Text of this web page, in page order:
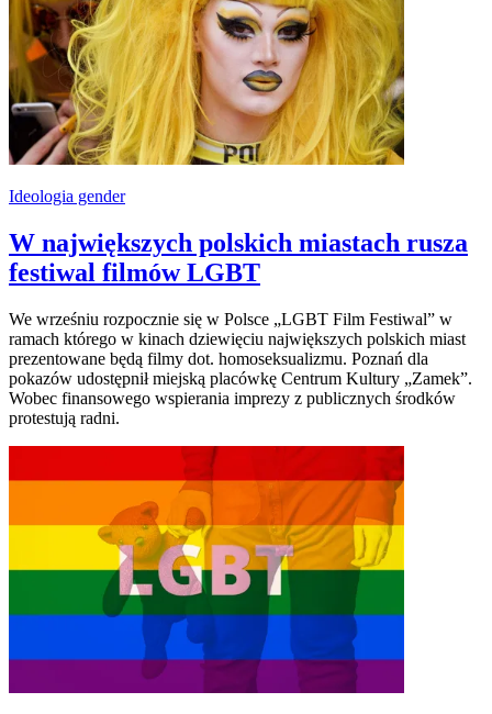
Ideologia gender
W największych polskich miastach rusza
festiwal filmów LGBT
We wrześniu rozpocznie się w Polsce „LGBT Film Festiwal” w
ramach którego w kinach dziewięciu największych polskich miast
prezentowane będą filmy dot. homoseksualizmu. Poznań dla
pokazów udostępnił miejską placówkę Centrum Kultury „Zamek”.
Wobec finansowego wspierania imprezy z publicznych środków
protestują radni.